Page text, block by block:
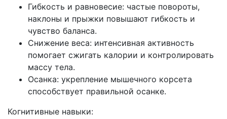
Гибкость и равновесие: частые повороты,
наклоны и прыжки повышают гибкость и
чувство баланса.
Снижение веса: интенсивная активность
помогает сжигать калории и контролировать
массу тела.
Осанка: укрепление мышечного корсета
способствует правильной осанке.
Когнитивные навыки: